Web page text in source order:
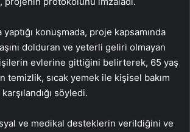
konuşmada, proje kapsamında
dolduran ve yeterli geliri olmayan
evlerine gittiğini belirterek, 65 yaş
temizlik, sıcak yemek ile kişisel bakım
söyledi.
ve medikal desteklerin verildiğini ve